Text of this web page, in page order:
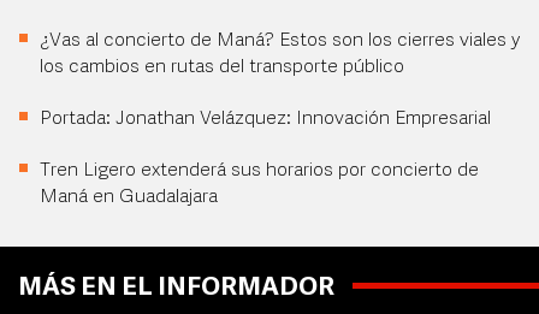
¿Vas al concierto de Maná? Estos son los cierres viales y
los cambios en rutas del transporte público
Portada: Jonathan Velázquez: Innovación Empresarial
Tren Ligero extenderá sus horarios por concierto de
Maná en Guadalajara
MÁS EN EL INFORMADOR